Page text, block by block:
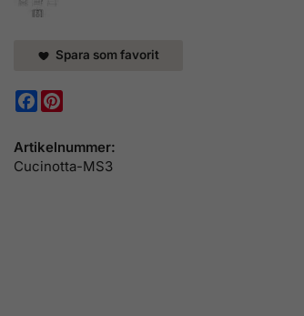
Spara som favorit
Facebook
Artikelnummer:
Cucinotta-MS3